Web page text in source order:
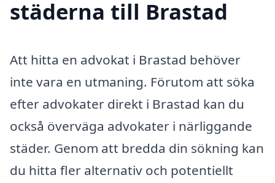
städerna till Brastad
Att hitta en advokat i Brastad behöver
inte vara en utmaning. Förutom att söka
efter advokater direkt i Brastad kan du
också överväga advokater i närliggande
städer. Genom att bredda din sökning kan
du hitta fler alternativ och potentiellt